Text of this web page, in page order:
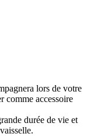
lors de votre
comme accessoire
durée de vie et